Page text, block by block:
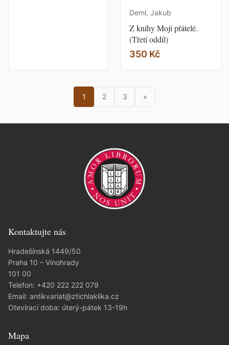
Deml, Jakub
Z knihy Moji přátelé.
(Třetí oddíl)
350 Kč
1 2 3 »
Kontaktujte nás
Hradešínská 1449/50
Praha 10 – Vinohrady
101 00
Telefon: +420 222 222 079
Email: antikvariat@ztichlaklika.cz
Otevírací doba: úterý-pátek 13-19h
Mapa